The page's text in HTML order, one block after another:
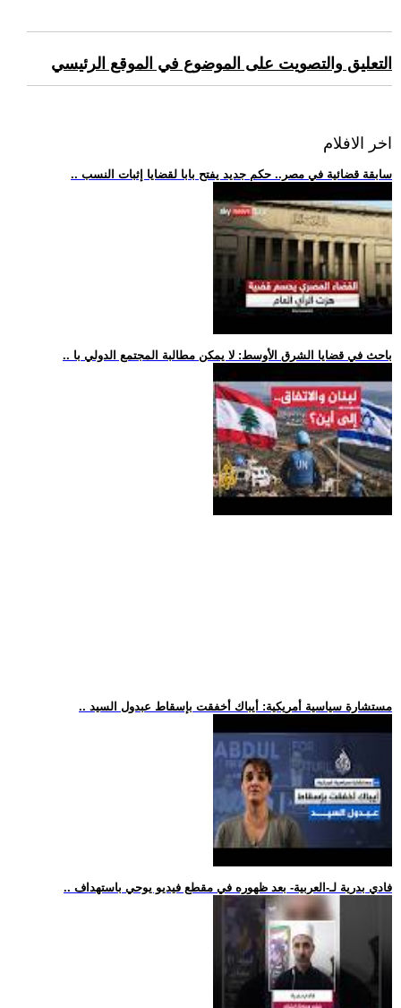
التعليق والتصويت على الموضوع في الموقع الرئيسي
اخر الافلام
.. سابقة قضائية في مصر.. حكم جديد يفتح بابا لقضايا إثبات النسب
.. باحث في قضايا الشرق الأوسط: لا يمكن مطالبة المجتمع الدولي با
.. مستشارة سياسية أمريكية: أيباك أخفقت بإسقاط عبدول السيد
.. فادي بدرية لـ-العربية- بعد ظهوره في مقطع فيديو يوحي باستهداف